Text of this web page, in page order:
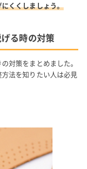
くくしましょう。
る時の対策
対策をまとめました。
法を知りたい人は必見